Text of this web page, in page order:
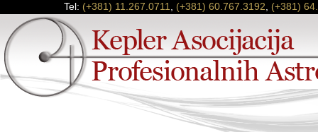
Tel: (+381) 11.267.0711 (+381) 60.767.3192 (+381)